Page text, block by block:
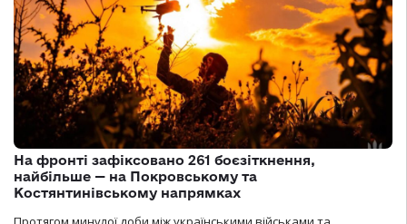
На фронті зафіксовано 261 боєзіткнення,
найбільше — на Покровському та
Костянтинівському напрямках